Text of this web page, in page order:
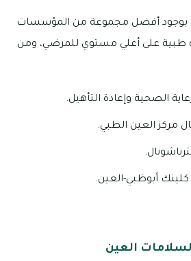
بوجود أفضل مجموعة من المؤسسات
طبية على أعلي مستوي للمرضي، ومن
الصحية وإعادة التأهيل.
مركز العين الطبي.
أبوظبي-العين.
العين